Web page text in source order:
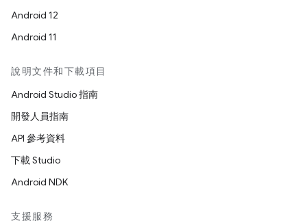
Android 12
Android 11
說明文件和下載項目
Android Studio 指南
開發人員指南
API 參考資料
下載 Studio
Android NDK
支援服務